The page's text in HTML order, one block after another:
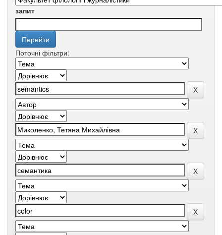
запит
Поточні фільтри: